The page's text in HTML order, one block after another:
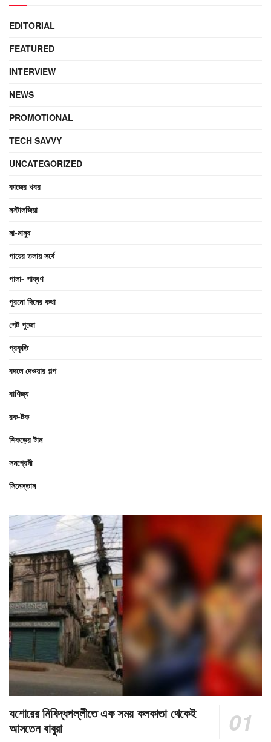
EDITORIAL
FEATURED
INTERVIEW
NEWS
PROMOTIONAL
TECH SAVVY
UNCATEGORIZED
কাজের খবর
নস্টালজিয়া
না-মানুষ
পায়ের তলায় সর্ষে
পালা- পাব্বণ
পুরনো দিনের কথা
পেট পুজো
প্রকৃতি
বদলে দেওয়ার গল্প
বাণিজ্য
রক-টক
শিকড়ের টান
সমপ্রেমী
সিনেস্তান
যশোরের নিষিদ্ধপল্লীতে এক সময় কলকাতা থেকেই
আসতেন বাবুরা